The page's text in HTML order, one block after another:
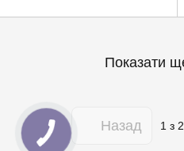
Показати
Назад 1з 2